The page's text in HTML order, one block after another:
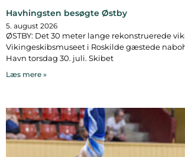
Havhingsten besøgte Østby
5. august 2026
ØSTBY: Det 30 meter lange rekonstruerede
Vikingeskibsmuseet i Roskilde gæstede
Havn torsdag 30. juli. Skibet
Læs mere »